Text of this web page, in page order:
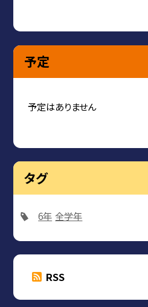
予定
予定はありません
タグ
6年 全学年
RSS